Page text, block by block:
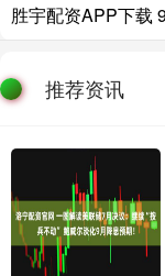
推荐资讯